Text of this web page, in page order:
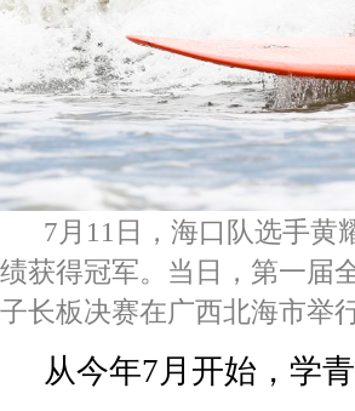
7月11日，海口队选手黄
绩获得冠军。当日，第一届
子长板决赛在广西北海市举
从今年7月开始，学